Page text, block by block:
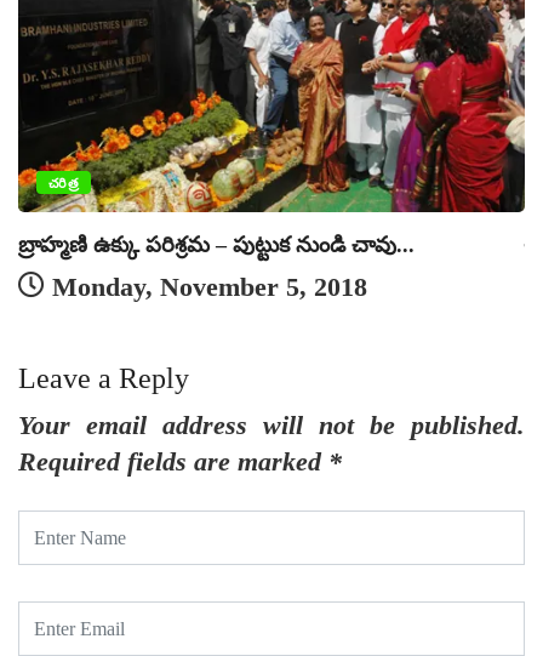
చరిత్ర
బ్రాహ్మణి ఉక్కు పరిశ్రమ – పుట్టుక నుండి చావు...
Monday, November 5, 2018
Leave a Reply
Your email address will not be published.
Required fields are marked *